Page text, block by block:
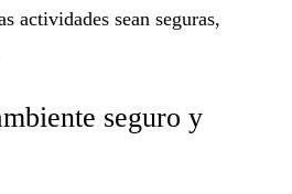
actividades sean seguras,
seguro y